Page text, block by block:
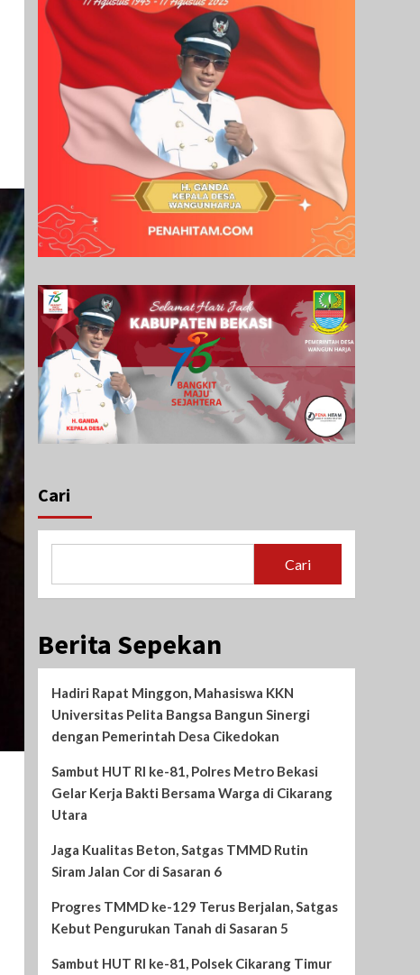
Cari
Cari
Berita Sepekan
Hadiri Rapat Minggon, Mahasiswa KKN
Universitas Pelita Bangsa Bangun Sinergi
dengan Pemerintah Desa Cikedokan
Sambut HUT RI ke-81, Polres Metro Bekasi
Gelar Kerja Bakti Bersama Warga di Cikarang
Utara
Jaga Kualitas Beton, Satgas TMMD Rutin
Siram Jalan Cor di Sasaran 6
Progres TMMD ke-129 Terus Berjalan, Satgas
Kebut Pengurukan Tanah di Sasaran 5
Sambut HUT RI ke-81, Polsek Cikarang Timur